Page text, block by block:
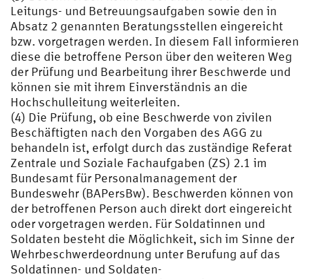
Leitungs- und Betreuungsaufgaben sowie den in
Absatz 2 genannten Beratungsstellen eingereicht
bzw. vorgetragen werden. In diesem Fall informieren
diese die betroffene Person über den weiteren Weg
der Prüfung und Bearbeitung ihrer Beschwerde und
können sie mit ihrem Einverständnis an die
Hochschulleitung weiterleiten.
(4) Die Prüfung, ob eine Beschwerde von zivilen
Beschäftigten nach den Vorgaben des AGG zu
behandeln ist, erfolgt durch das zuständige Referat
Zentrale und Soziale Fachaufgaben (ZS) 2.1 im
Bundesamt für Personalmanagement der
Bundeswehr (BAPersBw). Beschwerden können von
der betroffenen Person auch direkt dort eingereicht
oder vorgetragen werden. Für Soldatinnen und
Soldaten besteht die Möglichkeit, sich im Sinne der
Wehrbeschwerdeordnung unter Berufung auf das
Soldatinnen- und Soldaten-